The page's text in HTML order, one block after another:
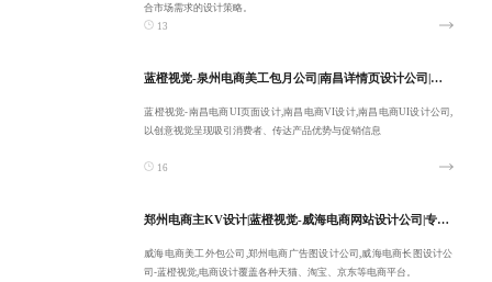
合市场需求的设计策略。
13
蓝橙视觉-泉州电商美工包月公司|南昌详情页设计公司|专业南昌电商UI页面设计|南昌电商VI设计-致力于合作共赢
蓝橙视觉-南昌电商UI页面设计,南昌电商VI设计,南昌电商UI设计公司,
以创意视觉呈现吸引消费者、传达产品优势与促销信息
16
郑州电商主KV设计|蓝橙视觉-威海电商网站设计公司|专业威海电商美工外包公司|郑州电商广告图设计公司-提供长期性服务
威海电商美工外包公司,郑州电商广告图设计公司,威海电商长图设计公
司-蓝橙视觉,电商设计覆盖各种天猫、淘宝、京东等电商平台。